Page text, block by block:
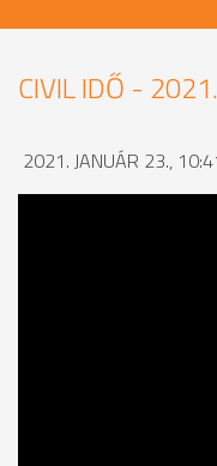
CIVIL IDŐ -
2021. JANUÁR 23.,